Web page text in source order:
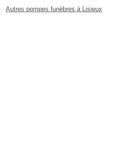
Autres pompes funèbres à Lisieux